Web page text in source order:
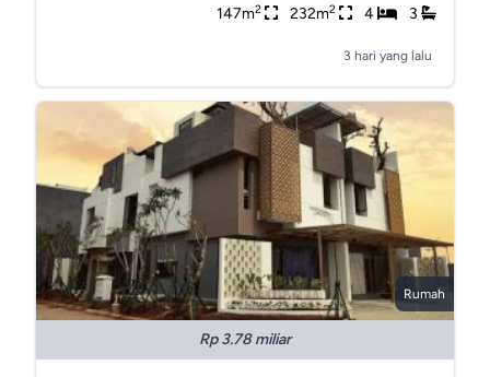
147m2 232m2 4 3
3 hari yang lalu
Rumah
Rp 3.78 miliar